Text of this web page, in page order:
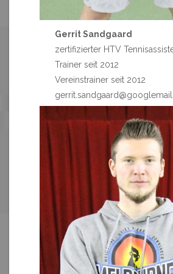
Gerrit Sandgaard
zertifizierter HTV
Trainer seit 2012
Vereinstrainer seit 2012